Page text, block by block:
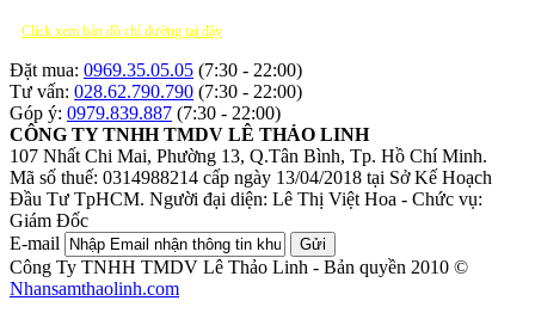
Click xem bản đồ chỉ đường tại đây
Đặt mua: 0969.35.05.05 (7:30 - 22:00)
Tư vấn: 028.62.790.790 (7:30 - 22:00)
Góp ý: 0979.839.887 (7:30 - 22:00)
CÔNG TY TNHH TMDV LÊ THẢO LINH
107 Nhất Chi Mai, Phường 13, Q.Tân Bình, Tp. Hồ Chí Minh.
Mã số thuế: 0314988214 cấp ngày 13/04/2018 tại Sở Kế Hoạch
Đầu Tư TpHCM. Người đại diện: Lê Thị Việt Hoa - Chức vụ:
Giám Đốc
E-mail
Gửi
Công Ty TNHH TMDV Lê Thảo Linh - Bản quyền 2010 ©
Nhansamthaolinh.com